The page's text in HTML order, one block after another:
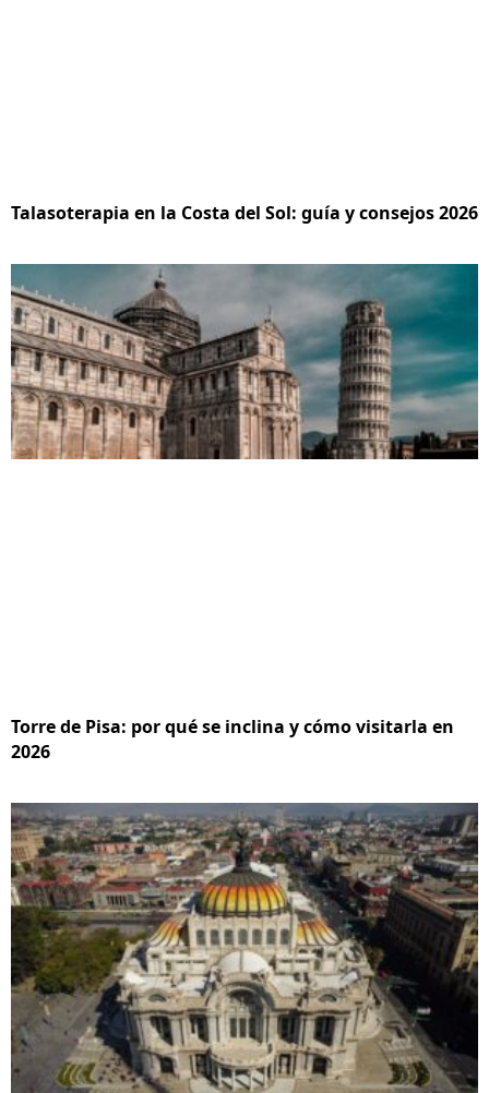
Talasoterapia en la Costa del Sol: guía y consejos 2026
Torre de Pisa: por qué se inclina y cómo visitarla en
2026